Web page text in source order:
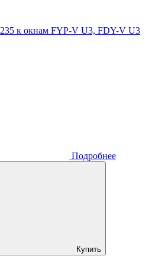
к окнам FYP-V U3, FDY-V U3
Подробнее
Купить